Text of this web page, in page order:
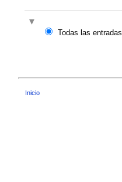
Todas las entradas
Inicio